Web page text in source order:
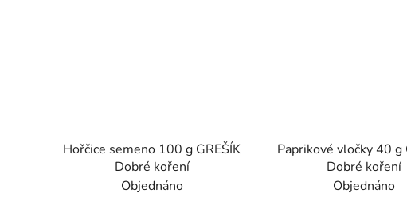
Hořčice semeno 100 g GREŠÍK
Dobré koření
Objednáno
Paprikové vločky 40 g
Dobré koření
Objednáno